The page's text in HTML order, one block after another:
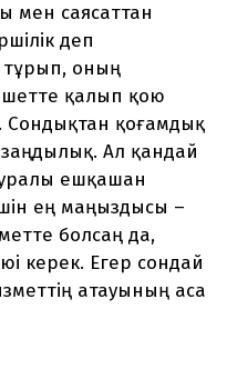
мен саясаттан
деп
тұрып, оның
шетте қалып қою
қоғамдық
Ал қандай
ешқашан
ең маңыздысы –
болсаң да,
керек. Егер сондай
атауының аса